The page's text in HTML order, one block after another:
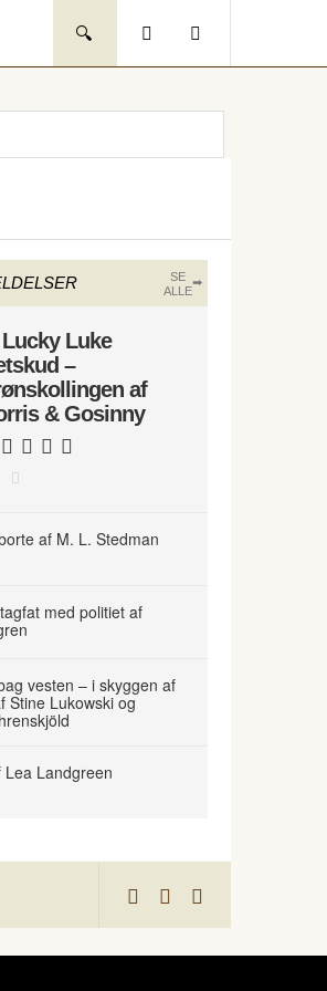
SE
ALLE
Luke
–
af
& Gosinny
af M. L. Stedman
med politiet af
vesten – i skyggen af
Stine Lukowski og
Lea Landgreen